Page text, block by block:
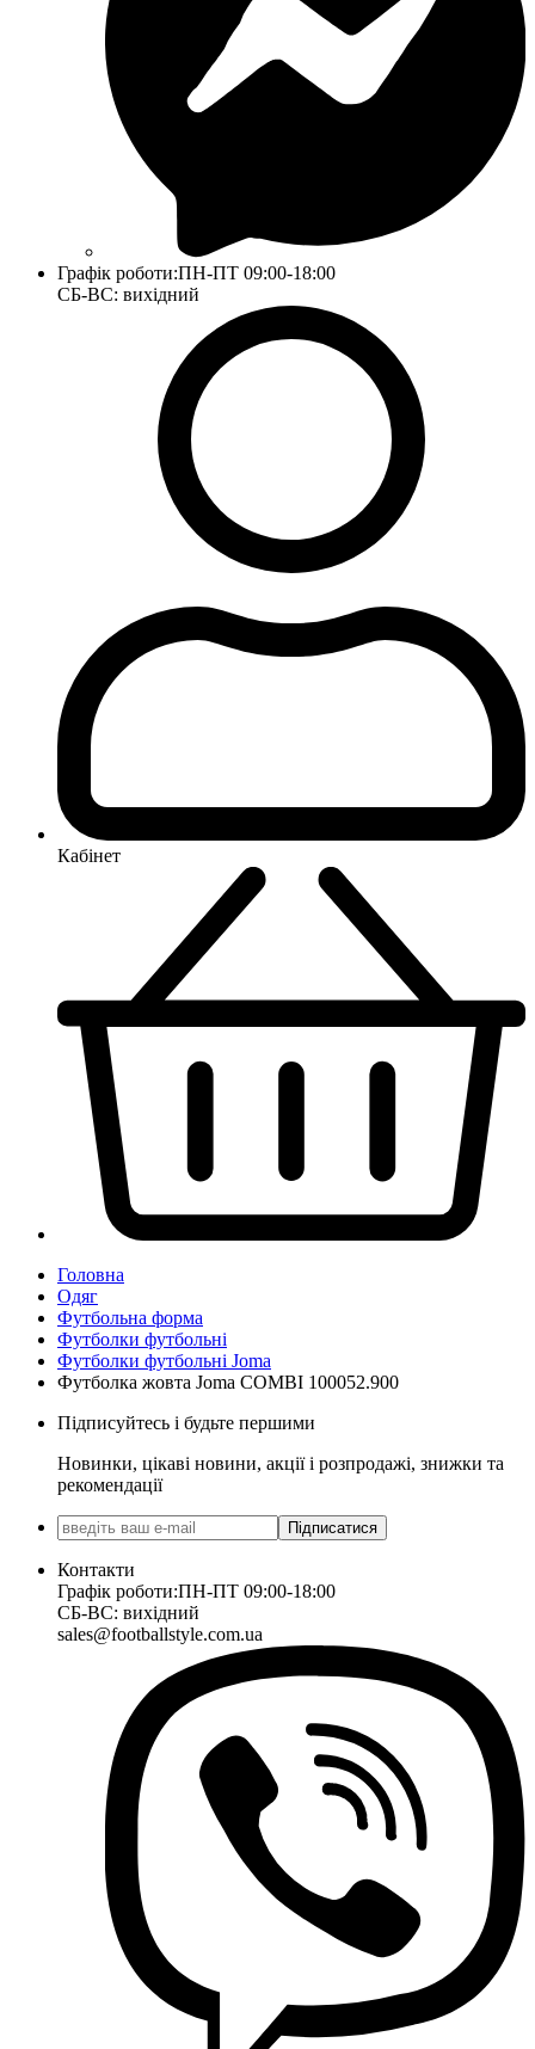
Графік роботи:ПН-ПТ 09:00-18:00
СБ-ВС: вихідний
Кабінет
Головна
Одяг
Футбольна форма
Футболки футбольні
Футболки футбольні Joma
Футболка жовта Joma COMBI 100052.900
Підписуйтесь і будьте першими
Новинки, цікаві новини, акції і розпродажі, знижки та
рекомендації
Підписатися
Контакти
Графік роботи:ПН-ПТ 09:00-18:00
СБ-ВС: вихідний
sales@footballstyle.com.ua